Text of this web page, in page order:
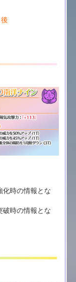
時の情報とな
時の情報とな